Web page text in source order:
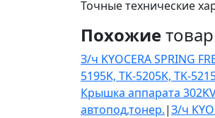
Точные технические
Похожие
З/ч KYOCERA SPRING
5195K, TK-5205K, TK-
Крышка аппарата
автопод,тонер.|З/ч